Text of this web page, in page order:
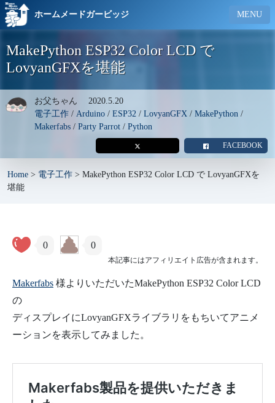
ホームメードガービッジ MENU
MakePython ESP32 Color LCD で
LovyanGFXを堪能
お父ちゃん 2020.5.20
電子工作 / Arduino / ESP32 / LovyanGFX / MakePython /
Makerfabs / Party Parrot / Python
FACEBOOK
Home > 電子工作 > MakePython ESP32 Color LCD で LovyanGFXを
堪能
本記事にはアフィリエイト広告が含まれます。
0 0
Makerfabs 様よりいただいたMakePython ESP32 Color LCD
の
ディスプレイにLovyanGFXライブラリをもちいてアニメ
ーションを表示してみました。